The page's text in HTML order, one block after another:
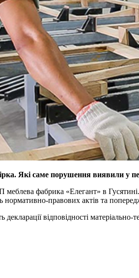
Які саме порушення виявили у
фабрика «Елегант» в
нормативно-правових актів та
відповідності